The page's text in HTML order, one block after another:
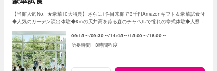
【当館人気No.1★豪華10大特典】さらに1件目来館で3千円Amazonギフト＆豪華試食付
◆人気のガーデン演出体験◆8ｍの天井高を誇る森のチャペルで憧れの挙式体験◆人数や
09:15～ 09:30～ 14:45～ 15:00～ 18:00～
3時間程度